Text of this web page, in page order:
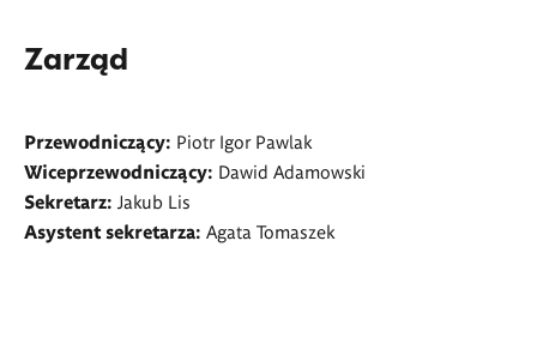
Zarząd
Przewodniczący: Piotr Igor Pawlak
Wiceprzewodniczący: Dawid Adamowski
Sekretarz: Jakub Lis
Asystent sekretarza: Agata Tomaszek